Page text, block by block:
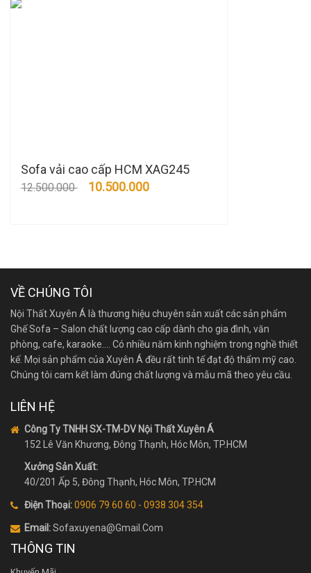
Sofa vải cao cấp HCM XAG245
12.500.000 10.500.000
VỀ CHÚNG TÔI
Nội Thất Xuyên Á là thương hiệu chuyên sản xuất các sản phẩm
Ghế Sofa – Salon chất lượng cao cấp dành cho gia đình, văn
phòng, cafe, karaoke…. Có nhiều năm kinh nghiệm trong nghề thiết
kế. Mọi sản phẩm của Xuyên Á đều rất tinh tế đạt độ thẩm mỹ cao.
Chúng tôi cam kết làm đúng chất lượng và mẫu mã theo yêu cầu.
LIÊN HỆ
Công Ty TNHH SX-TM-DV Nội Thất Xuyên Á
152 Lê Văn Khương, Đông Thạnh, Hóc Môn, TP.HCM
Xưởng Sản Xuất:
40/201 Ấp 5, Đông Thạnh, Hóc Môn, TP.HCM
Điện Thoại:0906 79 60 60 - 0938 304 354
Email:Sofaxuyena@gmail.Com
THÔNG TIN